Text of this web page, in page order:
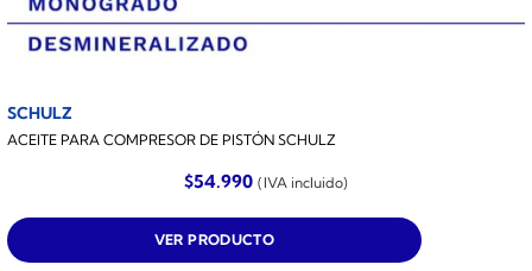
SCHULZ
ACEITE PARA COMPRESOR DE PISTÓN SCHULZ
$54.990 (IVA incluido)
VER PRODUCTO